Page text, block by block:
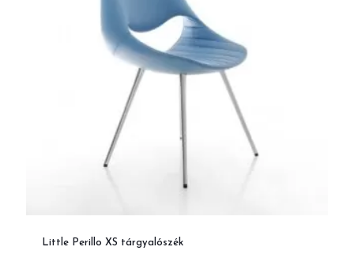
Little Perillo XS tárgyalószék